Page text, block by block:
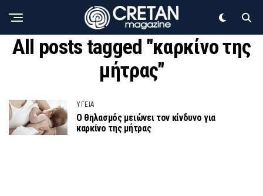
All posts tagged "καρκίνο της
μήτρας"
ΥΓΕΙΑ
Ο θηλασμός μειώνει τον κίνδυνο για
καρκίνο της μήτρας